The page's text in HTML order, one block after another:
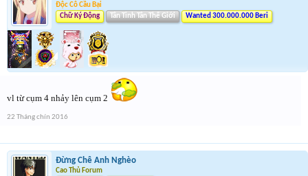
Độc Cô Cầu Bại
Chữ Ký Động
Tân Tinh Tân Thế Giới Wanted 300.000.000 Beri
vl từ cụm 4 nhảy lên cụm 2
22 Tháng chín 2016
Đừng Chê Anh Nghèo
Cao Thủ Forum